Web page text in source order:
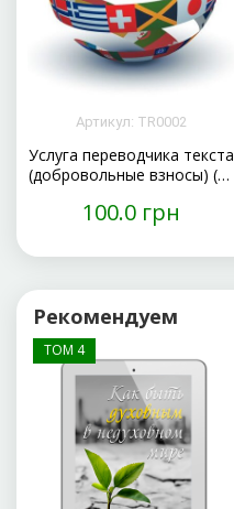
Артикул: TR0002
Услуга переводчика текста
(добровольные взносы) (на
100.0 грн
Рекомендуем
ТОМ 4